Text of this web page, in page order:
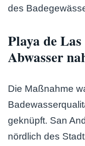
des
Playa de
Abwasser
Die Maßnahme
geknüpft. San
nördlich des